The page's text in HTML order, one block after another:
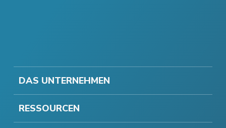
DAS UNTERNEHMEN
RESSOURCEN